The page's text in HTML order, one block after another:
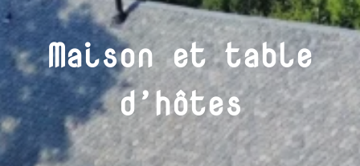
Maison et table
d’hôtes